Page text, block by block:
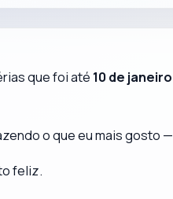
que foi até 10 de janeiro
o que eu mais gosto —
feliz.